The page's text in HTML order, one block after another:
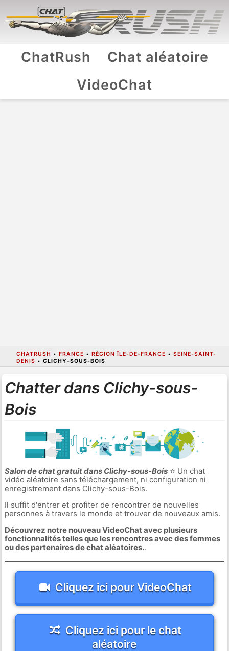
ChatRush
Chat aléatoire
VideoChat
CHATRUSH • FRANCE • RÉGION ÎLE-DE-FRANCE • SEINE-SAINT-
DENIS • CLICHY-SOUS-BOIS
Chatter dans Clichy-sous-
Bois
Salon de chat gratuit dans Clichy-sous-Bois⭐ Un chat
vidéo aléatoire sans téléchargement, ni configuration ni
enregistrement dans Clichy-sous-Bois.
Il suffit d'entrer et profiter de rencontrer de nouvelles
personnes à travers le monde et trouver de nouveaux amis.
Découvrez notre nouveau VideoChat avec plusieurs
fonctionnalités telles que les rencontres avec des femmes
ou des partenaires de chat aléatoires..
Cliquez ici pour VideoChat
Cliquez ici pour le chat
aléatoire